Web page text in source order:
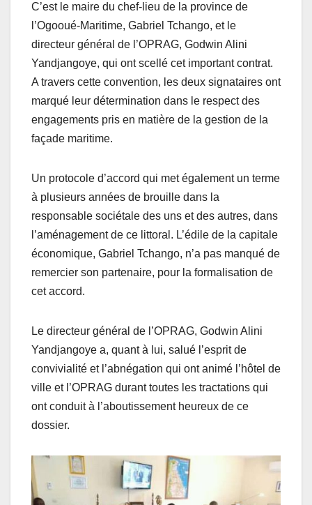
C’est le maire du chef-lieu de la province de
l’Ogooué-Maritime, Gabriel Tchango, et le
directeur général de l’OPRAG, Godwin Alini
Yandjangoye, qui ont scellé cet important contrat.
A travers cette convention, les deux signataires ont
marqué leur détermination dans le respect des
engagements pris en matière de la gestion de la
façade maritime.
Un protocole d’accord qui met également un terme
à plusieurs années de brouille dans la
responsable sociétale des uns et des autres, dans
l’aménagement de ce littoral. L’édile de la capitale
économique, Gabriel Tchango, n’a pas manqué de
remercier son partenaire, pour la formalisation de
cet accord.
Le directeur général de l’OPRAG, Godwin Alini
Yandjangoye a, quant à lui, salué l’esprit de
convivialité et l’abnégation qui ont animé l’hôtel de
ville et l’OPRAG durant toutes les tractations qui
ont conduit à l’aboutissement heureux de ce
dossier.